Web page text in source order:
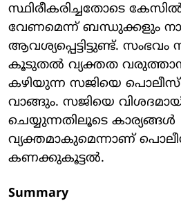
സ്ഥിരീകരിച്ചതോടെ
വേണമെന്ന് ബന്ധുക്കളും
ആവശ്യപ്പെട്ടിട്ടുണ്ട്. സംഭവം
കൂടുതല്‍ വ്യക്തത
കഴിയുന്ന സജിയെ പൊലീസ്
വാങ്ങും. സജിയെ
ചെയ്യുന്നതിലൂടെ കാര്യങ്ങള്‍
വ്യക്തമാകുമെന്നാണ്
കണക്കുകൂട്ടല്‍.
Summary